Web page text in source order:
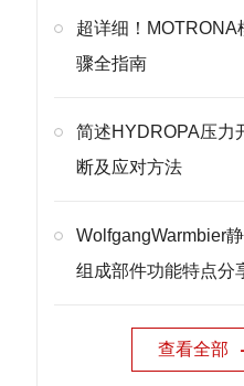
超详细！MOTRONA
骤全指南
简述HYDROPA压力
断及应对方法
WolfgangWarmbier
组成部件功能特点分
查看全部